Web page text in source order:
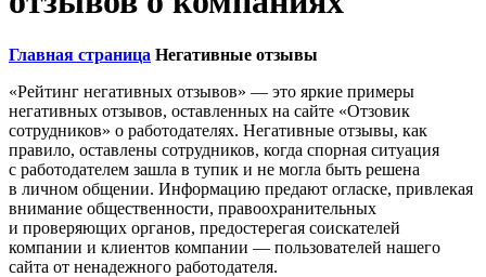
Главная страница Негативные отзывы
«Рейтинг негативных отзывов» — это яркие примеры
негативных отзывов, оставленных на сайте «Отзовик
сотрудников» о работодателях. Негативные отзывы, как
правило, оставлены сотрудников, когда спорная ситуация
с работодателем зашла в тупик и не могла быть решена
в личном общении. Информацию предают огласке, привлекая
внимание общественности, правоохранительных
и проверяющих органов, предостерегая соискателей
компании и клиентов компании — пользователей нашего
сайта от ненадежного работодателя.